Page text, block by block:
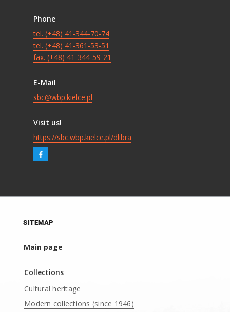
Phone
tel. (+48) 41-344-70-74
tel. (+48) 41-361-53-51
fax. (+48) 41-344-59-21
E-Mail
sbc@wbp.kielce.pl
Visit us!
https://sbc.wbp.kielce.pl/dlibra
SITEMAP
Main page
Collections
Cultural heritage
Modern collections (since 1946)